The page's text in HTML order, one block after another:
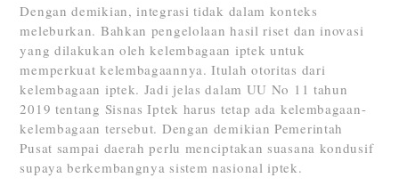
Dengan demikian, integrasi tidak dalam konteks
meleburkan. Bahkan pengelolaan hasil riset dan inovasi
yang dilakukan oleh kelembagaan iptek untuk
memperkuat kelembagaannya. Itulah otoritas dari
kelembagaan iptek. Jadi jelas dalam UU No 11 tahun
2019 tentang Sisnas Iptek harus tetap ada kelembagaan-
kelembagaan tersebut. Dengan demikian Pemerintah
Pusat sampai daerah perlu menciptakan suasana kondusif
supaya berkembangnya sistem nasional iptek.